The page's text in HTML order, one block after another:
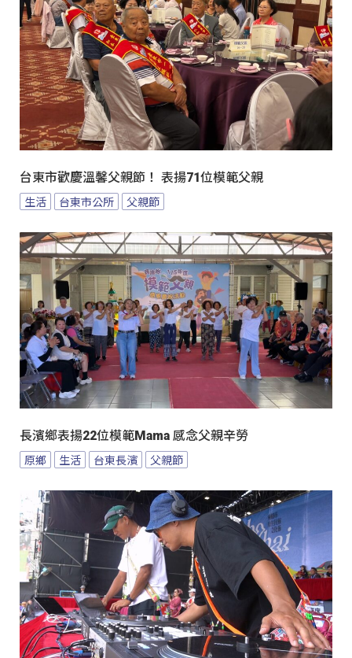
台東市歡慶溫馨父親節！ 表揚71位模範父親
生活 台東市公所 父親節
長濱鄉表揚22位模範Mama 感念父親辛勞
原鄉 生活 台東長濱 父親節